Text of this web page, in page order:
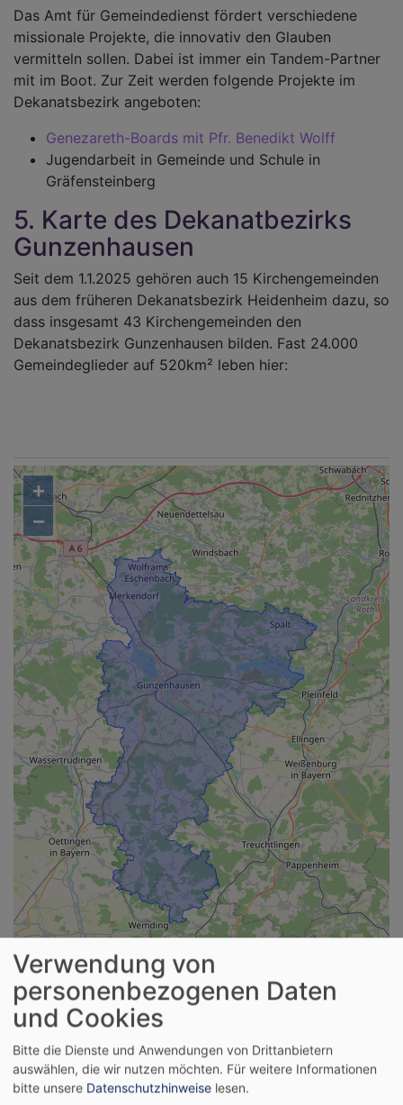
Das Amt für Gemeindedienst fördert verschiedene
missionale Projekte, die innovativ den Glauben
vermitteln sollen. Dabei ist immer ein Tandem-Partner
mit im Boot. Zur Zeit werden folgende Projekte im
Dekanatsbezirk angeboten:
Genezareth-Boards mit Pfr. Benedikt Wolff
Jugendarbeit in Gemeinde und Schule in
Gräfensteinberg
5. Karte des Dekanatbezirks
Gunzenhausen
Seit dem 1.1.2025 gehören auch 15 Kirchengemeinden
aus dem früheren Dekanatsbezirk Heidenheim dazu, so
dass insgesamt 43 Kirchengemeinden den
Dekanatsbezirk Gunzenhausen bilden. Fast 24.000
Gemeindeglieder auf 520km² leben hier:
+
−
Dekanatstermine
Verwendung von
personenbezogenen Daten
und Cookies
Bitte die Dienste und Anwendungen von Drittanbietern
auswählen, die wir nutzen möchten. Für weitere Informationen
bitte unsere Datenschutzhinweise lesen.